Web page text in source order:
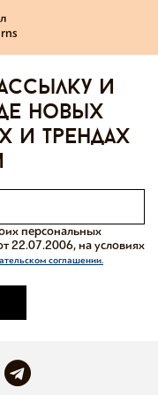
и
новых
и трендах
персональных
22.07.2006, на условиях
соглашении.